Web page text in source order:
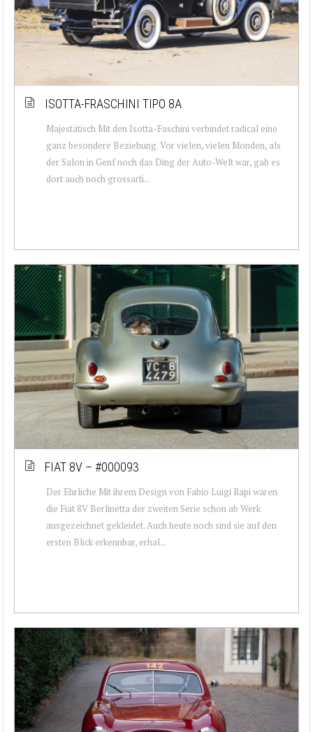
ISOTTA-FRASCHINI TIPO 8A
Majestätisch Mit den Isotta-Faschini verbindet radical eine
ganz besondere Beziehung. Vor vielen, vielen Monden, als
der Salon in Genf noch das Ding der Auto-Welt war, gab es
dort auch noch grossarti...
FIAT 8V – #000093
Der Ehrliche Mit ihrem Design von Fabio Luigi Rapi waren
die Fiat 8V Berlinetta der zweiten Serie schon ab Werk
ausgezeichnet gekleidet. Auch heute noch sind sie auf den
ersten Blick erkennbar, erhal...